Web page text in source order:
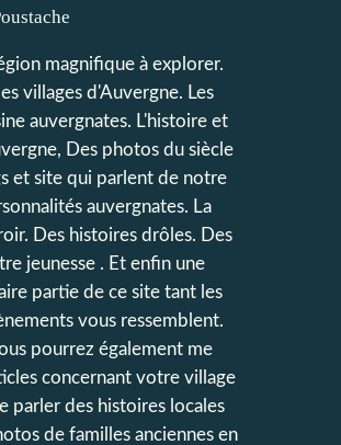
magnifique à explorer.
villages d'Auvergne. Les
auvergnates. L'histoire et
Des photos du siècle
et site qui parlent de notre
auvergnates. La
Des histoires drôles. Des
jeunesse . Et enfin une
partie de ce site tant les
vous ressemblent.
pourrez également me
concernant votre village
parler des histoires locales
de familles anciennes en